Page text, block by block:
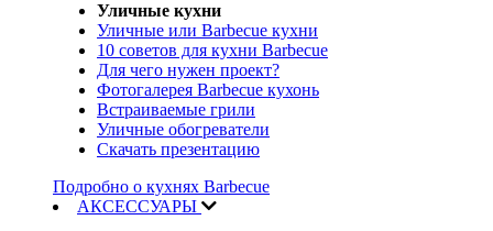
Уличные кухни
Уличные или Barbecue кухни
10 советов для кухни Barbecue
Для чего нужен проект?
Фотогалерея Barbecue кухонь
Встраиваемые грили
Уличные обогреватели
Скачать презентацию
Подробно о кухнях Barbecue
АКСЕССУАРЫ